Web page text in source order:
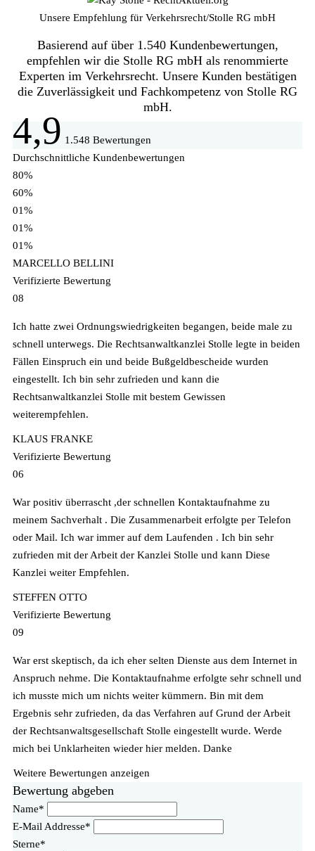
Unsere Empfehlung für Verkehrsrecht/Stolle RG mbH
Basierend auf über 1.540 Kundenbewertungen,
empfehlen wir die Stolle RG mbH als renommierte
Experten im Verkehrsrecht. Unsere Kunden bestätigen
die Zuverlässigkeit und Fachkompetenz von Stolle RG
mbH.
4,9 1.548 Bewertungen
Durchschnittliche Kundenbewertungen
80%
60%
01%
01%
01%
MARCELLO BELLINI
Verifizierte Bewertung
08
Ich hatte zwei Ordnungswiedrigkeiten begangen, beide male zu
schnell unterwegs. Die Rechtsanwaltkanzlei Stolle legte in beiden
Fällen Einspruch ein und beide Bußgeldbescheide wurden
eingestellt. Ich bin sehr zufrieden und kann die
Rechtsanwaltkanzlei Stolle mit bestem Gewissen
weiterempfehlen.
KLAUS FRANKE
Verifizierte Bewertung
06
War positiv überrascht ,der schnellen Kontaktaufnahme zu
meinem Sachverhalt . Die Zusammenarbeit erfolgte per Telefon
oder Mail. Ich war immer auf dem Laufenden . Ich bin sehr
zufrieden mit der Arbeit der Kanzlei Stolle und kann Diese
Kanzlei weiter Empfehlen.
STEFFEN OTTO
Verifizierte Bewertung
09
War erst skeptisch, da ich eher selten Dienste aus dem Internet in
Anspruch nehme. Die Kontaktaufnahme erfolgte sehr schnell und
ich musste mich um nichts weiter kümmern. Bin mit dem
Ergebnis sehr zufrieden, da das Verfahren auf Grund der Arbeit
der Rechtsanwaltsgesellschaft Stolle eingestellt wurde. Werde
mich bei Unklarheiten wieder hier melden. Danke
Weitere Bewertungen anzeigen
Bewertung abgeben
Name*
E-Mail Addresse*
Sterne*